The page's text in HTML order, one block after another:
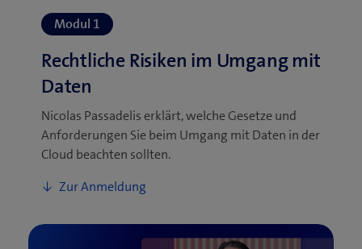
Nicolas Passadelis erklärt, welche Gesetze und
Anforderungen Sie beim Umgang mit Daten in der
Cloud beachten sollten.